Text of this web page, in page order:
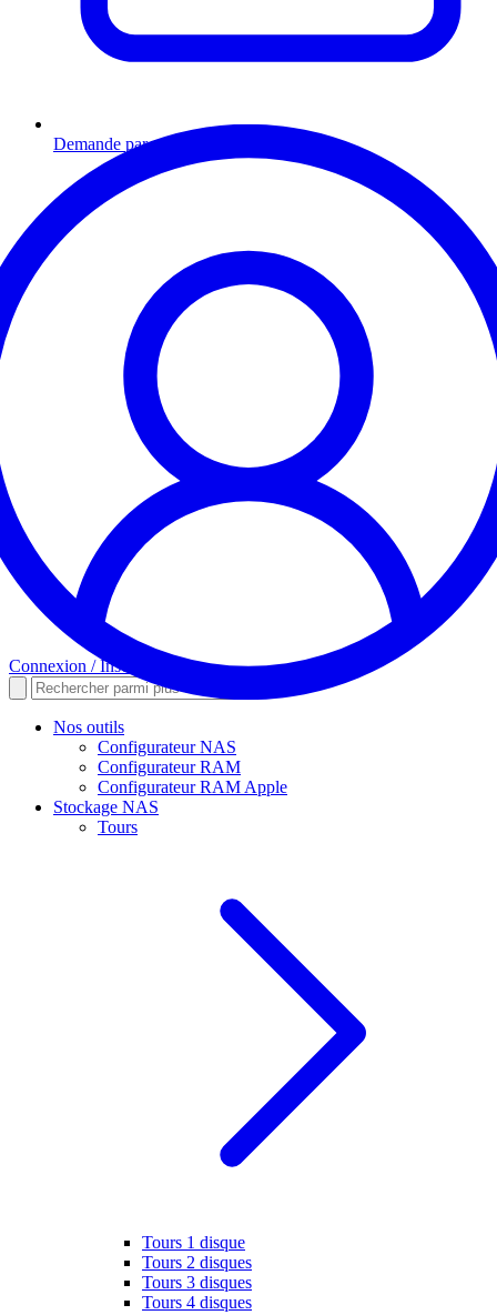
Demande par email
Connexion / Inscription
Nos outils
Configurateur NAS
Configurateur RAM
Configurateur RAM Apple
Stockage NAS
Tours
Tours 1 disque
Tours 2 disques
Tours 3 disques
Tours 4 disques